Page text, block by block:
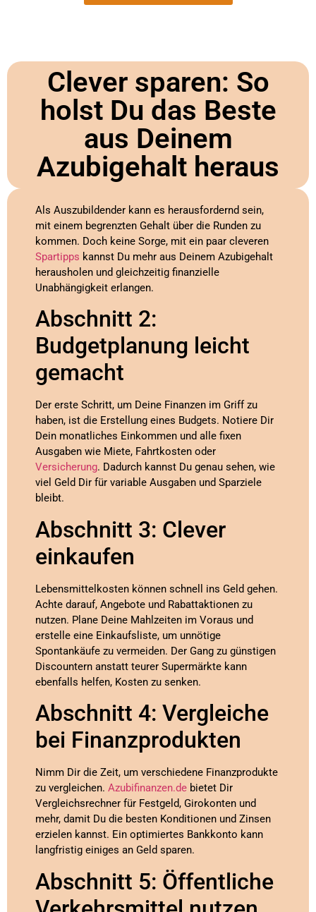
Clever sparen: So
holst Du das Beste
aus Deinem
Azubigehalt heraus
Als Auszubildender kann es herausfordernd sein,
mit einem begrenzten Gehalt über die Runden zu
kommen. Doch keine Sorge, mit ein paar cleveren
Spartipps kannst Du mehr aus Deinem Azubigehalt
herausholen und gleichzeitig finanzielle
Unabhängigkeit erlangen.
Abschnitt 2:
Budgetplanung leicht
gemacht
Der erste Schritt, um Deine Finanzen im Griff zu
haben, ist die Erstellung eines Budgets. Notiere Dir
Dein monatliches Einkommen und alle fixen
Ausgaben wie Miete, Fahrtkosten oder
Versicherung. Dadurch kannst Du genau sehen, wie
viel Geld Dir für variable Ausgaben und Sparziele
bleibt.
Abschnitt 3: Clever
einkaufen
Lebensmittelkosten können schnell ins Geld gehen.
Achte darauf, Angebote und Rabattaktionen zu
nutzen. Plane Deine Mahlzeiten im Voraus und
erstelle eine Einkaufsliste, um unnötige
Spontankäufe zu vermeiden. Der Gang zu günstigen
Discountern anstatt teurer Supermärkte kann
ebenfalls helfen, Kosten zu senken.
Abschnitt 4: Vergleiche
bei Finanzprodukten
Nimm Dir die Zeit, um verschiedene Finanzprodukte
zu vergleichen. Azubifinanzen.de bietet Dir
Vergleichsrechner für Festgeld, Girokonten und
mehr, damit Du die besten Konditionen und Zinsen
erzielen kannst. Ein optimiertes Bankkonto kann
langfristig einiges an Geld sparen.
Abschnitt 5: Öffentliche